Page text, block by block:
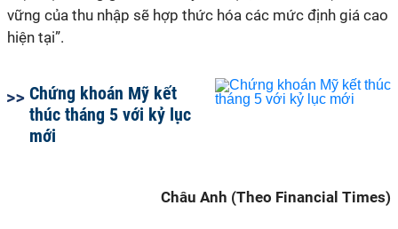
vững của thu nhập sẽ hợp thức hóa các mức định giá cao
hiện tại”.
Chứng khoán Mỹ kết
thúc tháng 5 với kỷ lục
mới
Châu Anh (Theo Financial Times)